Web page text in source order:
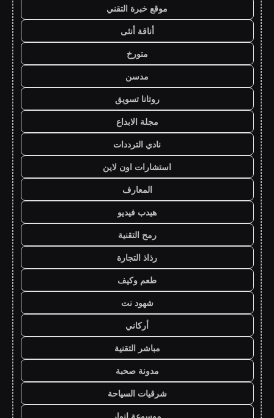
موقع خبرة التقني
أناقة أنثى
متورخ
مدسن
روتانا تسويق
مجلة الابداع
نادي الترددات
استشارات اون لاين
المعارف
هيدب فيديو
رمح التقنية
رذاذ التجارة
طعم وكيف
شهود نت
أركاني
مباشر التقنية
مدونة صحبة
شرقيات السياحة